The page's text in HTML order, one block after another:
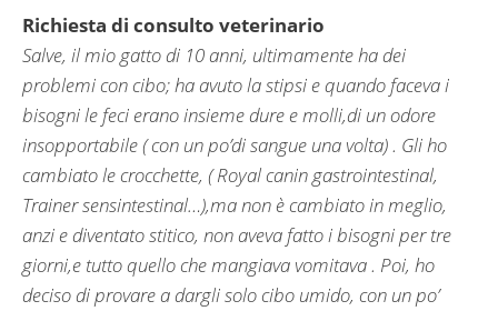
Richiesta di consulto veterinario
Salve, il mio gatto di 10 anni, ultimamente ha dei
problemi con cibo; ha avuto la stipsi e quando faceva i
bisogni le feci erano insieme dure e molli,di un odore
insopportabile ( con un po’di sangue una volta) . Gli ho
cambiato le crocchette, ( Royal canin gastrointestinal,
Trainer sensintestinal…),ma non è cambiato in meglio,
anzi e diventato stitico, non aveva fatto i bisogni per tre
giorni,e tutto quello che mangiava vomitava . Poi, ho
deciso di provare a dargli solo cibo umido, con un po’